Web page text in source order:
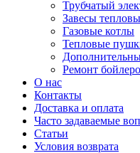
Трубчатый
Завесы
Газовые котлы
Тепловые
Ремонт
О нас
Контакты
Доставка и оплата
Часто задаваемые
Статьи
Условия возврата